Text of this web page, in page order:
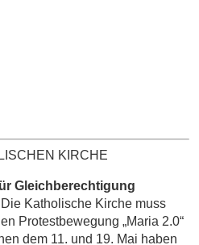
KIRCHE
Gleichberechtigung
Die Katholische Kirche muss
Protestbewegung „Maria 2.0“
dem 11. und 19. Mai haben